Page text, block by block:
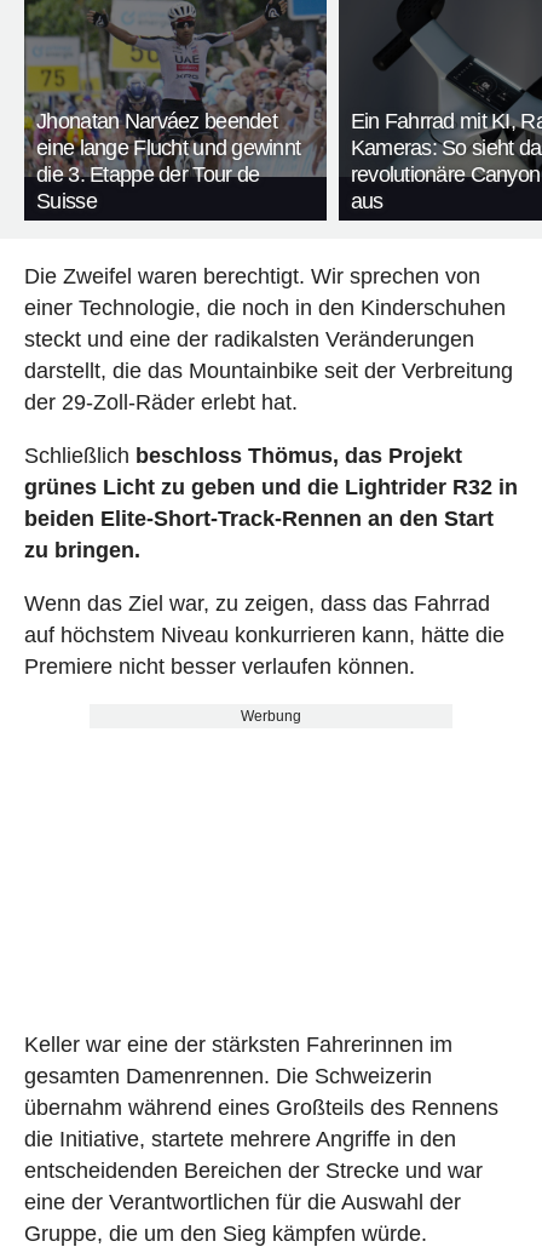
Jhonatan Narváez beendet
eine lange Flucht und gewinnt
die 3. Etappe der Tour de
Suisse
Ein Fahrrad mit KI,
Kameras: So sieht
revolutionäre
aus
Die Zweifel waren berechtigt. Wir sprechen von
einer Technologie, die noch in den Kinderschuhen
steckt und eine der radikalsten Veränderungen
darstellt, die das Mountainbike seit der Verbreitung
der 29-Zoll-Räder erlebt hat.
Schließlich beschloss Thömus, das Projekt
grünes Licht zu geben und die Lightrider R32 in
beiden Elite-Short-Track-Rennen an den Start
zu bringen.
Wenn das Ziel war, zu zeigen, dass das Fahrrad
auf höchstem Niveau konkurrieren kann, hätte die
Premiere nicht besser verlaufen können.
Werbung
Keller war eine der stärksten Fahrerinnen im
gesamten Damenrennen. Die Schweizerin
übernahm während eines Großteils des Rennens
die Initiative, startete mehrere Angriffe in den
entscheidenden Bereichen der Strecke und war
eine der Verantwortlichen für die Auswahl der
Gruppe, die um den Sieg kämpfen würde.